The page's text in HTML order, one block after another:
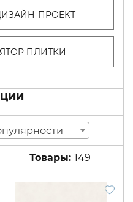
ПРОЕКТ
ПЛИТКИ
149